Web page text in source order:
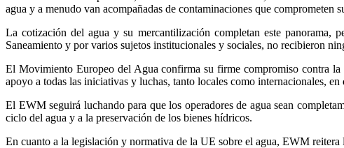
agua y a menudo van acompañadas de contaminaciones que comprometen
La cotización del agua y su mercantilización completan este panorama,
Saneamiento y por varios sujetos institucionales y sociales, no recibieron
El Movimiento Europeo del Agua confirma su firme compromiso contra
apoyo a todas las iniciativas y luchas, tanto locales como internacionales,
El EWM seguirá luchando para que los operadores de agua sean
ciclo del agua y a la preservación de los bienes hídricos.
En cuanto a la legislación y normativa de la UE sobre el agua, EWM reitera